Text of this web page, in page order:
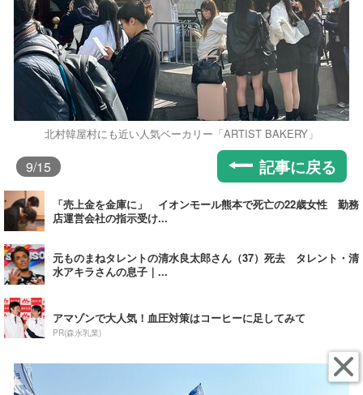
北村韓屋村にも近い人気ベーカリー「ARTIST BAKERY」
9/15 記事に戻る
「売上金を金庫に」 イオンモール熊本で死亡の22歳女性 勤務
店運営会社の指示受け...
元ものまねタレントの清水良太郎さん（37）死去 タレント・清
水アキラさんの息子｜...
アマゾンで大人気！血圧対策はコーヒーに足してみて
PR(森永乳業)